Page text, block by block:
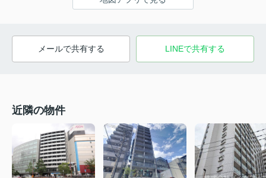
メールで共有する LINEで共有する
近隣の物件